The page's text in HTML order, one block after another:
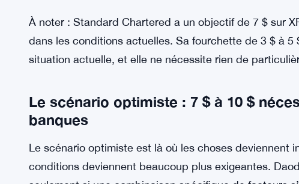
À noter : Standard Chartered a un objectif de 7 $ sur
dans les conditions actuelles. Sa fourchette de 3 $ à 5